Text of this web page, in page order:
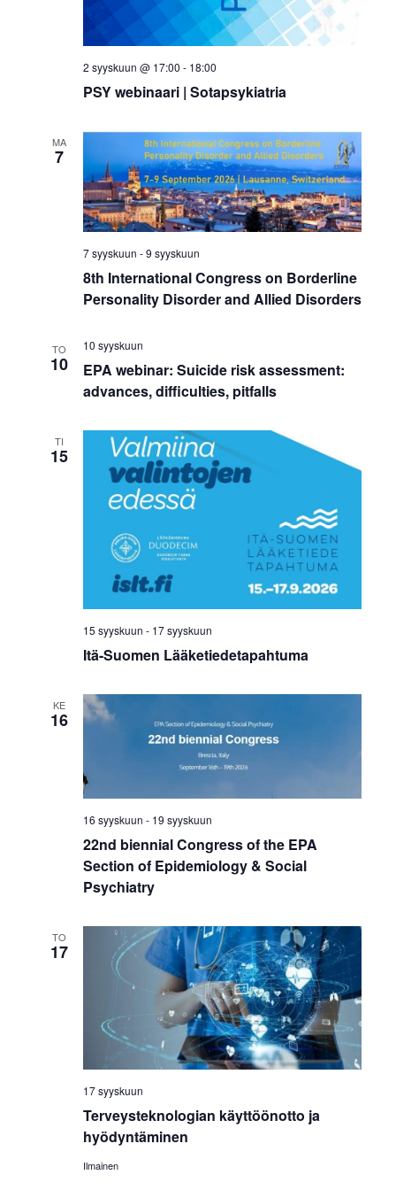
a
j
ä
k
y
ä
t
a
i
o
i
n
t
i
i
o
n
PSY webinaari | Sotapsykiatria
2 syyskuun @ 17:00 - 18:00
MA
7
8th International Congress on Borderline
Personality Disorder and Allied Disorders
7 syyskuun -9 syyskuun
TO
10
EPA webinar: Suicide risk assessment:
advances, difficulties, pitfalls
10 syyskuun
TI
15
Itä-Suomen Lääketiedetapahtuma
15 syyskuun - 17 syyskuun
KE
16
22nd biennial Congress of the EPA
Section of Epidemiology & Social
Psychiatry
16 syyskuun - 19 syyskuun
TO
17
Terveysteknologian käyttöönotto ja
hyödyntäminen
17 syyskuun
Ilmainen